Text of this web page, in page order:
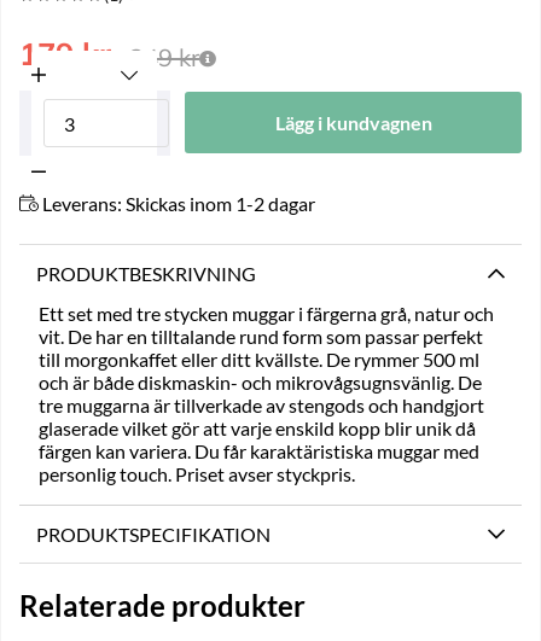
349kr
179 kr
Lägg i kundvagnen
Leverans: Skickas inom 1-2 dagar
PRODUKTBESKRIVNING
Ett set med tre stycken muggar i färgerna grå, natur och
vit. De har en tilltalande rund form som passar perfekt
till morgonkaffet eller ditt kvällste. De rymmer 500 ml
och är både diskmaskin- och mikrovågsugnsvänlig. De
tre muggarna är tillverkade av stengods och handgjort
glaserade vilket gör att varje enskild kopp blir unik då
färgen kan variera. Du får karaktäristiska muggar med
personlig touch. Priset avser styckpris.
PRODUKTSPECIFIKATION
Relaterade produkter